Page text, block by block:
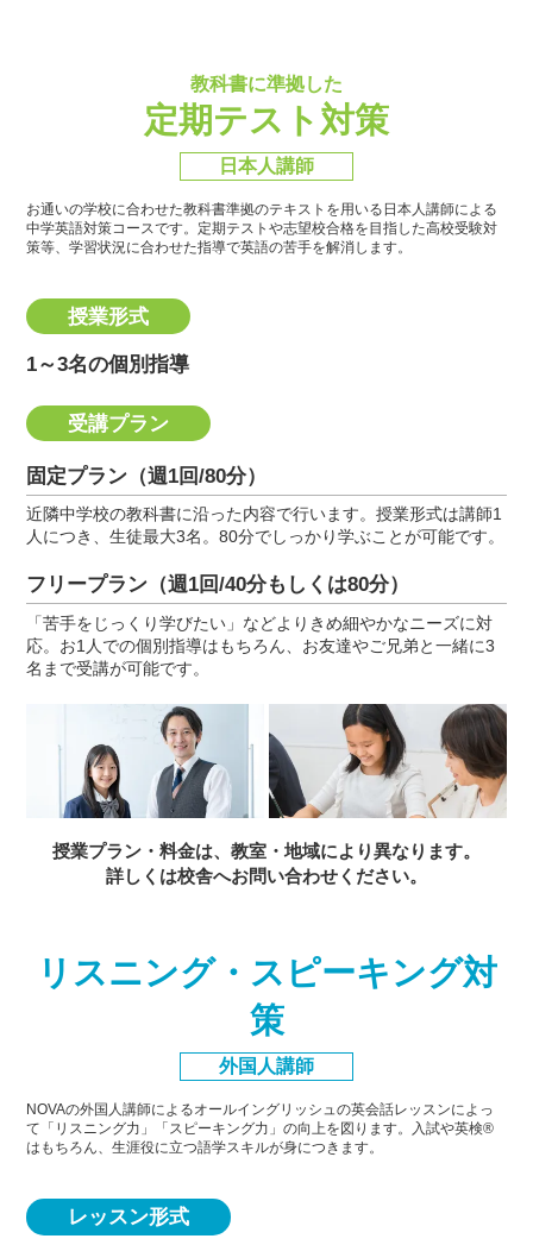
教科書に準拠した
定期テスト対策
日本人講師
お通いの学校に合わせた教科書準拠のテキストを用いる日本人講師による
中学英語対策コースです。 定期テストや志望校合格を目指した高校受験対
策等、学習状況に合わせた指導で英語の苦手を解消します。
授業形式
1～3名の個別指導
受講プラン
固定プラン（週1回/80分）
近隣中学校の教科書に沿った内容で行います。授業形式は講師1
人につき、生徒最大3名。80分でしっかり学ぶことが可能です。
フリープラン（週1回/40分もしくは80分）
「苦手をじっくり学びたい」などよりきめ細やかなニーズに対
応。お1人での個別指導はもちろん、お友達やご兄弟と一緒に3
名まで受講が可能です。
授業プラン・料金は、教室・地域により異なります。
詳しくは校舎へお問い合わせください。
リスニング・スピーキング対
策
外国人講師
NOVAの外国人講師によるオールイングリッシュの英会話レッスンによっ
て「リスニング力」「スピーキング力」の向上を図ります。入試や英検®
はもちろん、生涯役に立つ語学スキルが身につきます。
レッスン形式